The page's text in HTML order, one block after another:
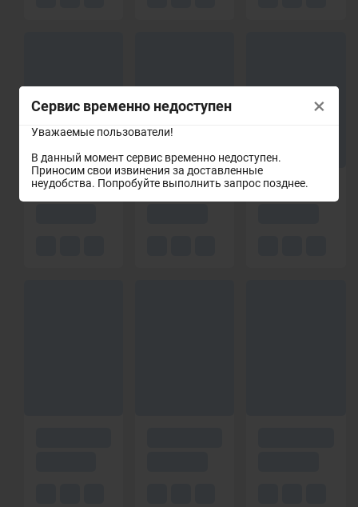
Сервис временно недоступен
Уважаемые пользователи!
В данный момент сервис временно недоступен.
Приносим свои извинения за доставленные
неудобства. Попробуйте выполнить запрос позднее.
×